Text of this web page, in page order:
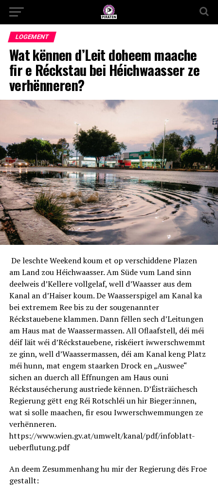
LOGEMENT
Wat kënnen d’Leit doheem maache
fir e Réckstau bei Héichwaasser ze
verhënneren?
De leschte Weekend koum et op verschiddene Plazen
am Land zou Héichwaasser. Am Süde vum Land sinn
deelweis d’Kellere vollgelaf, well d’Waasser aus dem
Kanal an d’Haiser koum. De Waasserspigel am Kanal ka
bei extremem Ree bis zu der sougenannter
Réckstauebene klammen. Dann fëllen sech d’Leitungen
am Haus mat de Waassermassen. All Oflaafstell, déi méi
déif läit wéi d’Réckstauebene, riskéiert iwwerschwemmt
ze ginn, well d’Waassermassen, déi am Kanal keng Platz
méi hunn, mat engem staarken Drock en „Auswee“
sichen an duerch all Ëffnungen am Haus ouni
Réckstausécherung austriede kënnen. D’Éisträichesch
Regierung gëtt eng Réi Rotschléi un hir Bieger:innen,
wat si solle maachen, fir esou Iwwerschwemmungen ze
verhënneren.
https://www.wien.gv.at/umwelt/kanal/pdf/infoblatt-
ueberflutung.pdf
An deem Zesummenhang hu mir der Regierung dës Froe
gestallt: